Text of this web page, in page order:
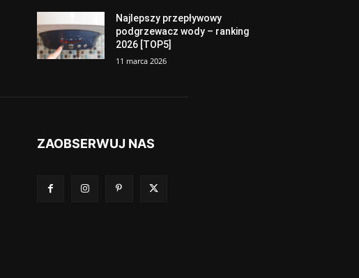
Najlepszy przepływowy
podgrzewacz wody – ranking
2026 [TOP5]
11 marca 2026
ZAOBSERWUJ NAS